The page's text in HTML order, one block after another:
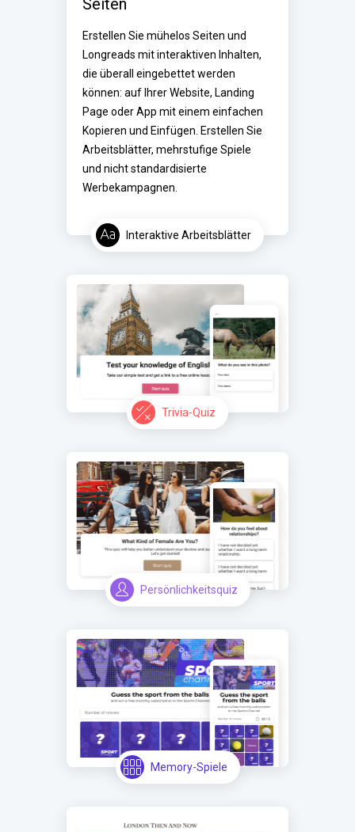
Seiten
Erstellen Sie mühelos Seiten und
Longreads mit interaktiven Inhalten,
die überall eingebettet werden
können: auf Ihrer Website, Landing
Page oder App mit einem einfachen
Kopieren und Einfügen. Erstellen Sie
Arbeitsblätter, mehrstufige Spiele
und nicht standardisierte
Werbekampagnen.
Interaktive Arbeitsblätter
Trivia-Quiz
Persönlichkeitsquiz
Memory-Spiele